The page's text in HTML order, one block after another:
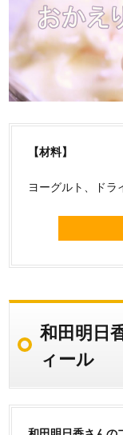
【材料】
ヨーグルト、ドラ
和田明日
ィール